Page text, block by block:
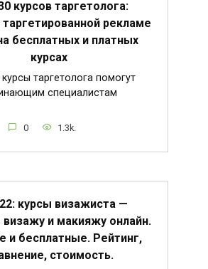
курсов таргетолога:
рекламе
бесплатных и платных
курсах
таргетолога помогут
специалистам
0 1.3k.
курсы визажиста —
визажу и макияжу онлайн.
и бесплатные. Рейтинг,
стоимость.